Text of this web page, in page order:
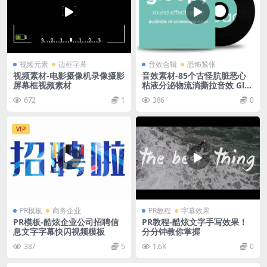
视频元素 边框字幕
视频素材-电影摄像机录像摄影
屏幕框视频素材
672 1
音效合辑 恐怖紧张
音效素材-85个古怪肮脏恶心
粘液分泌物流淌撕拉音效 Glo
opy Sounds
386 0
VIP
PR模板 商务企业
PR模板-酷炫企业公司招聘信
息文字字幕快闪视频模板
387 5
PR教程 字幕效果
PR教程-酷炫文字手写效果！
分分钟教你掌握
1.6K 0